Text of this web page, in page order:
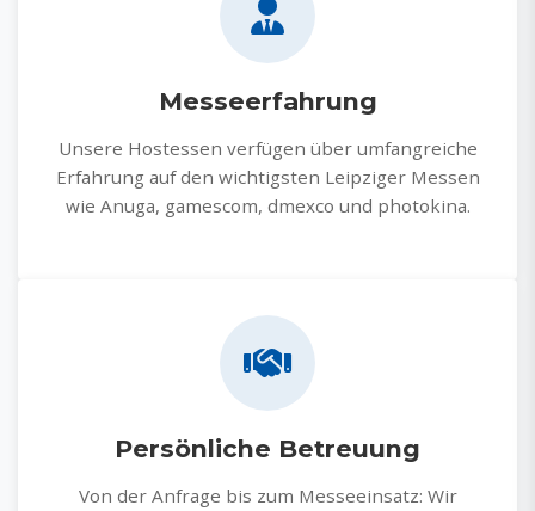
Messeerfahrung
Unsere Hostessen verfügen über umfangreiche
Erfahrung auf den wichtigsten Leipziger Messen
wie Anuga, gamescom, dmexco und photokina.
Persönliche Betreuung
Von der Anfrage bis zum Messeeinsatz: Wir